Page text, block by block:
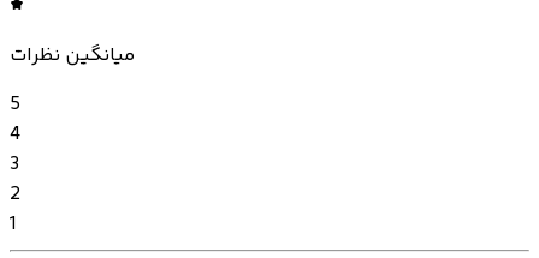
میانگین نظرات
5
4
3
2
1